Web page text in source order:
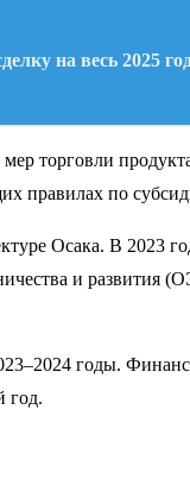
на весь 2025
торговли
правилах по
Осака. В
и
годы.
год.